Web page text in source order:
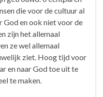
die voor de cultuur al
en ook niet voor de
zijn het allemaal
ze wel allemaal
ziet. Hoog tijd voor
en naar God toe uit te
te maken.